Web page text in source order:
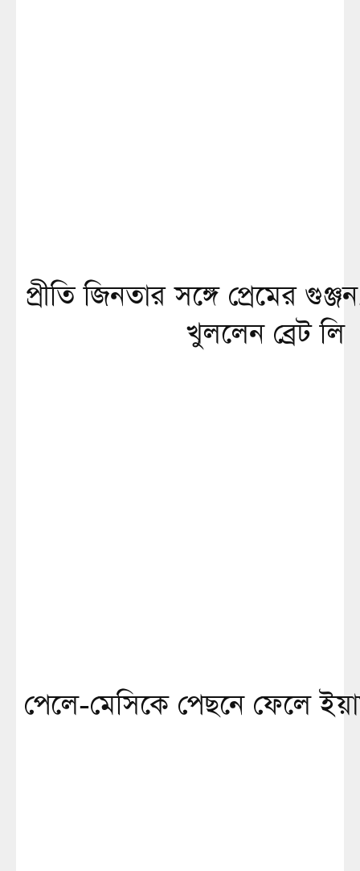
প্রীতি জিনতার সঙ্গে প্রেমের
খুললেন ব্রেট লি
পেলে-মেসিকে পেছনে ফেলে